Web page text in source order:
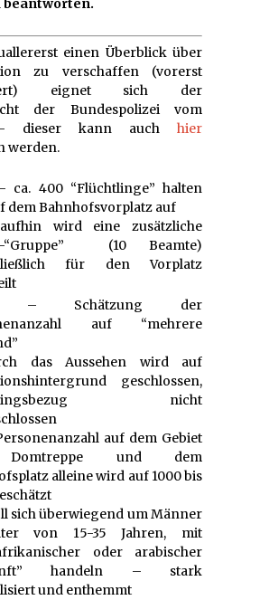
beantworten.
einen Überblick über
zu verschaffen (vorerst
eignet sich der
der Bundespolizei vom
– dieser kann auch hier
werden.
ca. 400 “Flüchtlinge” halten
dem Bahnhofsvorplatz auf
wird eine zusätzliche
“Gruppe” (10 Beamte)
für den Vorplatz
– Schätzung der
auf “mehrere
das Aussehen wird auf
geschlossen,
nicht
auf dem Gebiet
und dem
alleine wird auf 1000 bis
sich überwiegend um Männer
von 15-35 Jahren, mit
oder arabischer
handeln – stark
und enthemmt